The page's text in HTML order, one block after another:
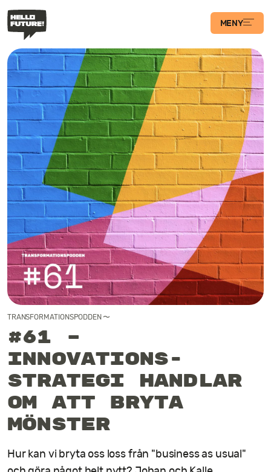
MENY
Våra Program
Case
Transformations­
podden
Artiklar
Filosofi
Kontakt
TRANSFORMATIONSPODDEN 〜
#61 –
Innovations­
strategi handlar
om att bryta
mönster
Hur kan vi bryta oss loss från "business as usual"